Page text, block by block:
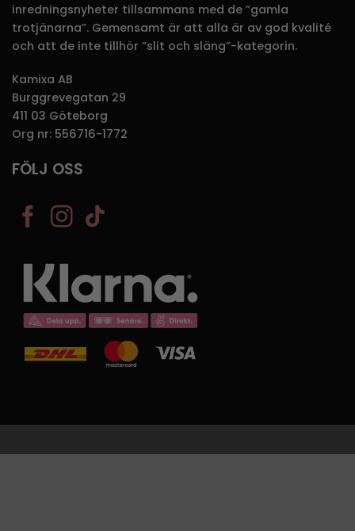
inredningsnyheter tillsammans med de ”gamla
trotjänarna”. Gemensamt är att alla är av god kvalité
och att de inte tillhör ”slit och släng”-kategorin.
Kamixa AB
Burggrevegatan 29
411 03 Göteborg
Org nr: 556716-1772
FÖLJ OSS